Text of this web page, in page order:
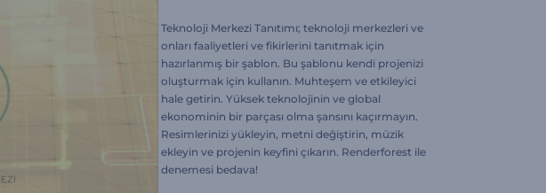
Teknoloji Merkezi Tanıtımı; teknoloji merkezleri ve
onları faaliyetleri ve fikirlerini tanıtmak için
hazırlanmış bir şablon. Bu şablonu kendi projenizi
oluşturmak için kullanın. Muhteşem ve etkileyici
hale getirin. Yüksek teknolojinin ve global
ekonominin bir parçası olma şansını kaçırmayın.
Resimlerinizi yükleyin, metni değiştirin, müzik
ekleyin ve projenin keyfini çıkarın. Renderforest ile
denemesi bedava!